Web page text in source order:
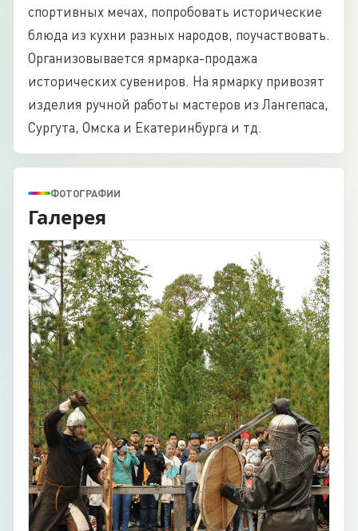
спортивных мечах, попробовать исторические
блюда из кухни разных народов, поучаствовать.
Организовывается ярмарка-продажа
исторических сувениров. На ярмарку привозят
изделия ручной работы мастеров из Лангепаса,
Сургута, Омска и Екатеринбурга и тд.
ФОТОГРАФИИ
Галерея